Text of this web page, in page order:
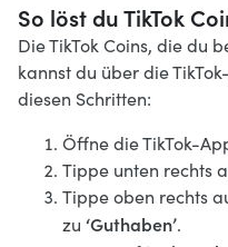
So löst du TikTok
Die TikTok Coins, die du
kannst du über die
diesen Schritten:
Öffne die TikTok-
Tippe unten rechts
Tippe oben rechts
zu ‘Guthaben’.